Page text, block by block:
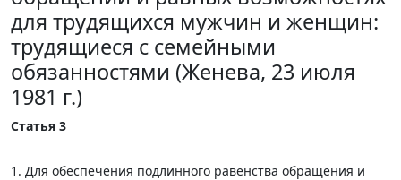
для трудящихся мужчин и женщин:
трудящиеся с семейными
обязанностями (Женева, 23 июля
1981 г.)
Статья 3
1. Для обеспечения подлинного равенства обращения и